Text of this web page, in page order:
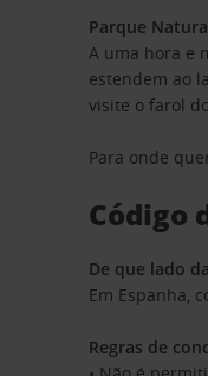
Parque
A uma hora e
estendem ao
visite o farol
Para onde
Código
De que lado
Em Espanha,
Regras de